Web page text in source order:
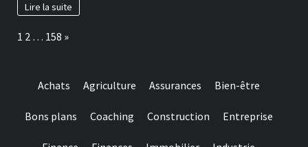
Lire la suite
Page:
1 2 … 158 Next
»
Achats Agriculture Assurances Bien-être
Bons plans Coaching Construction Entreprise